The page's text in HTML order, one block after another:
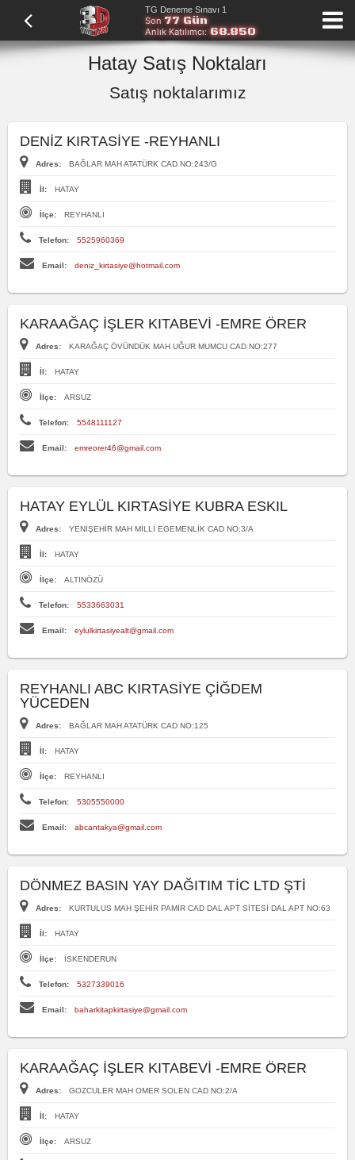
TG Deneme Sınavı 1
Son77 Gün
Anlık Katılımcı:68.850
Hatay Satış Noktaları
Satış noktalarımız
DENİZ KIRTASİYE -REYHANLI
Adres: BAĞLAR MAH ATATÜRK CAD NO:243/G
İl: HATAY
İlçe: REYHANLI
Telefon: 5525960369
Email: deniz_kirtasiye@hotmail.com
KARAAĞAÇ İŞLER KITABEVİ -EMRE ÖRER
Adres: KARAĞAÇ ÖVÜNDÜK MAH UĞUR MUMCU CAD NO:277
İl: HATAY
İlçe: ARSUZ
Telefon: 5548111127
Email: emreorer46@gmail.com
HATAY EYLÜL KIRTASİYE KUBRA ESKIL
Adres: YENİŞEHİR MAH MİLLİ EGEMENLİK CAD NO:3/A
İl: HATAY
İlçe: ALTINÖZÜ
Telefon: 5533663031
Email: eylulkirtasiyealt@gmail.com
REYHANLI ABC KIRTASİYE ÇİĞDEM
YÜCEDEN
Adres: BAĞLAR MAH ATATÜRK CAD NO:125
İl: HATAY
İlçe: REYHANLI
Telefon: 5305550000
Email: abcantakya@gmail.com
DÖNMEZ BASIN YAY DAĞITIM TİC LTD ŞTİ
Adres: KURTULUS MAH ŞEHİR PAMİR CAD DAL APT SİTESİ DAL APT NO:63
İl: HATAY
İlçe: İSKENDERUN
Telefon: 5327339016
Email: baharkitapkirtasiye@gmail.com
KARAAĞAÇ İŞLER KITABEVİ -EMRE ÖRER
Adres: GOZCULER MAH OMER SOLEN CAD NO:2/A
İl: HATAY
İlçe: ARSUZ